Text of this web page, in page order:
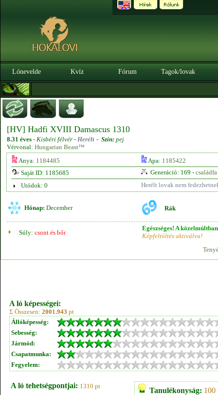
Lónevelde Kvíz Fórum Tagok/lovak
[HV] Hadfi XVIII Damascus 1310
8.31 éves - Kisbéri félvér - Herélt - Szín: pej
Vérvonal: Hungarian Beast™
Anya: 1184485 Apa: 1185422
Saját ID: 1185685
Generáció: 169 - családfa
Utódok: 0
Herélt lovak nem
Hónap: December Rák
Súly: csont és bőr
Egészséges! A
Képfeltöltés aktiválva!
A ló képességei:
Σ Összesen: 2001.943 pt
Állóképesség:
Sebesség:
Jármód:
Csapatmunka:
Fegyelem:
A ló tehetségpontjai: 1310 pt
Tanulékonyság: 100